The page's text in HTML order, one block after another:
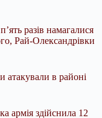
разів намагалися
Рай-Олександрівки
атакували в районі
армія здійснила 12